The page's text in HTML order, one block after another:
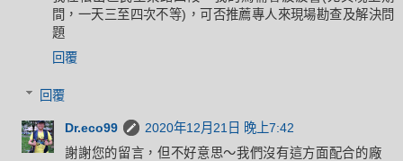
間，一天三至四次不等)，可否推薦專人來現場勘查及解決問
題
回覆
回覆
Dr.eco99
2020年12月21日 晚上7:42
謝謝您的留言，但不好意思～我們沒有這方面配合的廠